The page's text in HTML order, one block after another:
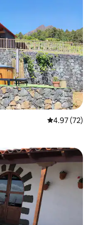
औसत रेटिंग 5 में
4.97 (72)